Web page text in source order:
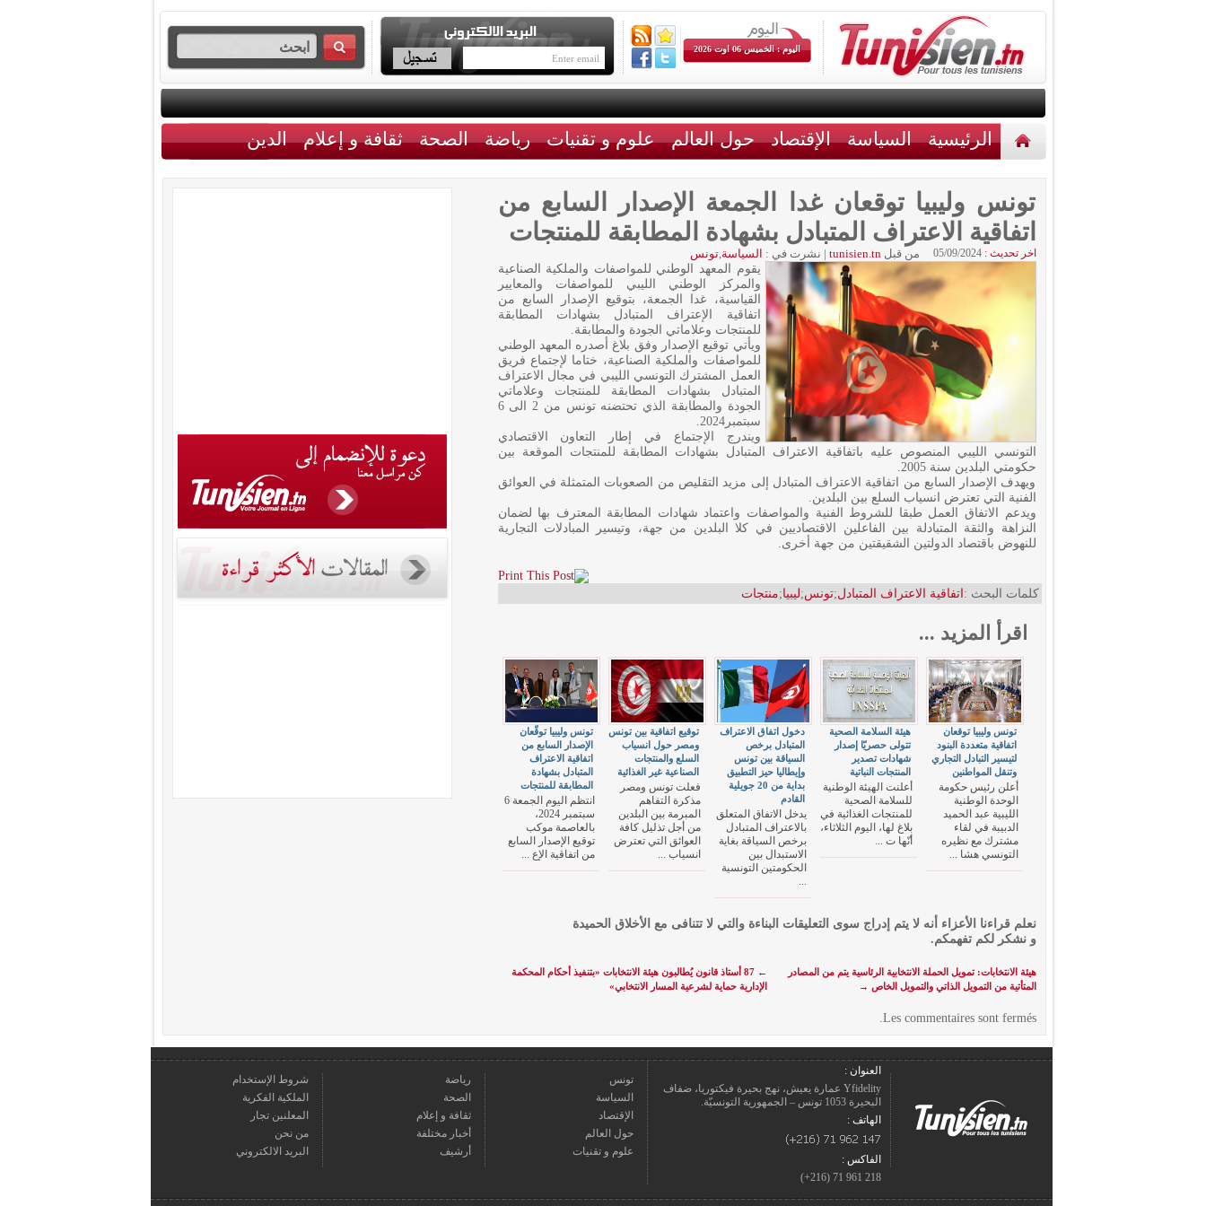
اليوم : الخميس 06 اوت 2026
الرئيسية السياسة الإقتصاد حول العالم علوم و تقنيات رياضة الصحة ثقافة و إعلام الدين
تونس وليبيا توقعان غدا الجمعة الإصدار السابع من
اتفاقية الاعتراف المتبادل بشهادة المطابقة للمنتجات
اخر تحديث : 05/09/2024 من قبلtunisien.tn
| نشرت في : السياسة,تونس
يقوم المعهد الوطني للمواصفات والملكية الصناعية
والمركز الوطني الليبي للمواصفات والمعايير
القياسية، غدا الجمعة، بتوقيع الإصدار السابع من
اتفاقية الإعتراف المتبادل بشهادات المطابقة
للمنتجات وعلاماتي الجودة والمطابقة.
ويأتي توقيع الإصدار وفق بلاغ أصدره المعهد الوطني
للمواصفات والملكية الصناعية، ختاما لإجتماع فريق
العمل المشترك التونسي الليبي في مجال الاعتراف
المتبادل بشهادات المطابقة للمنتجات وعلاماتي
الجودة والمطابقة الذي تحتضنه تونس من 2 الى 6
سبتمبر2024.
ويندرج الإجتماع في إطار التعاون الاقتصادي
التونسي الليبي المنصوص عليه باتفاقية الاعتراف المتبادل بشهادات المطابقة للمنتجات الموقعة بين
حكومتي البلدين سنة 2005.
ويهدف الإصدار السابع من اتفاقية الاعتراف المتبادل إلى مزيد التقليص من الصعوبات المتمثلة في العوائق
الفنية التي تعترض انسياب السلع بين البلدين.
ويدعم الاتفاق العمل طبقا للشروط الفنية والمواصفات واعتماد شهادات المطابقة المعترف بها لضمان
النزاهة والثقة المتبادلة بين الفاعلين الاقتصاديين في كلا البلدين من جهة، وتيسير المبادلات التجارية
للنهوض باقتصاد الدولتين الشقيقتين من جهة أخرى.
كلمات البحث : اتفاقية الاعتراف المتبادل;تونس;ليبيا;منتجات
اقرأ المزيد ...
تونس وليبيا توقّعان
الإصدار السابع من
اتفاقية الاعتراف
المتبادل بشهادة
المطابقة للمنتجات
انتظم اليوم الجمعة 6
سبتمبر 2024،
بالعاصمة موكب
توقيع الإصدار السابع
من اتفاقية الإع ...
توقيع اتفاقية بين تونس
ومصر حول انسياب
السلع والمنتجات
الصناعية غير الغذائية
فعلت تونس ومصر
مذكرة التفاهم
المبرمة بين البلدين
من أجل تذليل كافة
العوائق التي تعترض
انسياب ...
دخول اتفاق الاعتراف
المتبادل برخص
السياقة بين تونس
وإيطاليا حيز التطبيق
بداية من 20 جويلية
القادم
يدخل الاتفاق المتعلق
بالاعتراف المتبادل
برخص السياقة بغاية
الاستبدال بين
الحكومتين التونسية
...
هيئة السلامة الصحية
تتولى حصريّا إصدار
شهادات تصدير
المنتجات النباتية
أعلنت الهيئة الوطنية
للسلامة الصحية
للمنتجات الغذائية في
بلاغ لها، اليوم الثلاثاء،
أنّها ت ...
تونس وليبيا توقعان
اتفاقية متعددة البنود
لتيسير التبادل التجاري
وتنقل المواطنين
أعلن رئيس حكومة
الوحدة الوطنية
الليبية عبد الحميد
الدبيبة في لقاء
مشترك مع نظيره
التونسي هشا ...
نعلم قراءنا الأعزاء أنه لا يتم إدراج سوى التعليقات البناءة والتي لا تتنافى مع الأخلاق الحميدة
و نشكر لكم تفهمكم.
←
87 أستاذ قانون يُطالبون هيئة الانتخابات «بتنفيذ أحكام المحكمة
الإدارية حماية لشرعية المسار الانتخابي»
هيئة الانتخابات: تمويل الحملة الانتخابية الرئاسية يتم من المصادر
المتأتية من التمويل الذاتي والتمويل الخاص →
Les commentaires sont fermés.
العنوان :
Yfidelity عمارة يعيش، نهج بحيرة فيكتوريا، ضفاف
البحيرة 1053 تونس – الجمهورية التونسيّة.
الهاتف :
الفاكس :
218 961 71 (216+)
تونس
السياسة
الإقتصاد
حول العالم
علوم و تقنيات
رياضة
الصحة
ثقافة و إعلام
أخبار مختلفة
أرشيف
شروط الإستخدام
الملكية الفكرية
المعلنين تجار
من نحن
البريد الالكتروني